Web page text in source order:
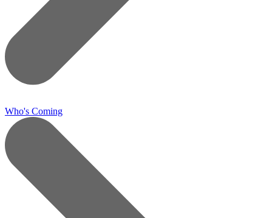
Who's Coming